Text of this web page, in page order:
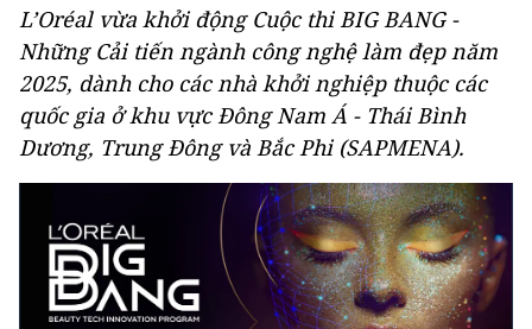
L’Oréal vừa khởi động Cuộc thi BIG BANG -
Những Cải tiến ngành công nghệ làm đẹp năm
2025, dành cho các nhà khởi nghiệp thuộc các
quốc gia ở khu vực Đông Nam Á - Thái Bình
Dương, Trung Đông và Bắc Phi (SAPMENA).